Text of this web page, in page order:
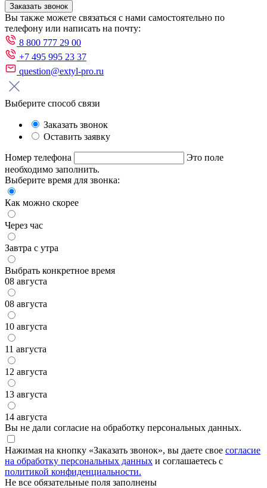
Заказать звонок
Вы также можете связаться с нами самостоятельно по
телефону или написать на почту:
8 800 777 29 00
+7 495 995 23 37
question@extyl-pro.ru
Выберите способ связи
Заказать звонок
Оставить заявку
Номер телефона
Это поле
необходимо заполнить.
Выберите время для звонка:
Как можно скорее
Через час
Завтра с утра
Выбрать конкретное время
08 августа
08 августа
10 августа
11 августа
12 августа
13 августа
14 августа
Вы не дали согласие на обработку персональных данных.
Нажимая на кнопку «Заказать звонок», вы даете свое согласие
на обработку персональных данных и соглашаетесь с
политикой конфиденциальности.
Не все обязательные поля заполнены